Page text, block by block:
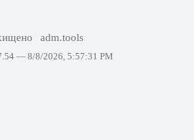
adm.tools
— 8/8/2026, 5:57:31 PM